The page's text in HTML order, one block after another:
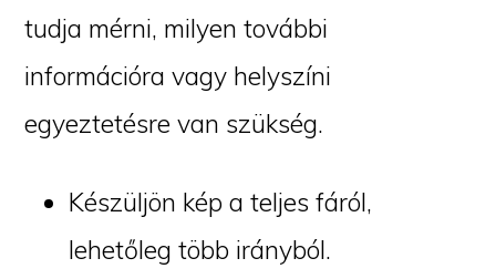
tudja mérni, milyen további
információra vagy helyszíni
egyeztetésre van szükség.
Készüljön kép a teljes fáról,
lehetőleg több irányból.